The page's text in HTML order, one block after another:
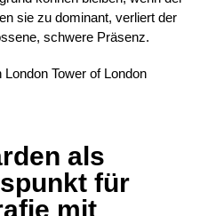
sie zu dominant, verliert der
schwere Präsenz.
als
für
mit